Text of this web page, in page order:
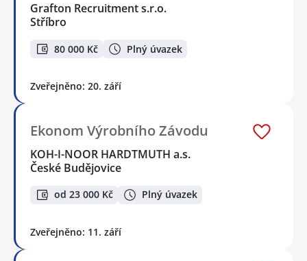
Grafton Recruitment s.r.o.
Stříbro
80 000 Kč Plný úvazek
Zveřejněno: 20. září
Ekonom Výrobního Závodu
KOH-I-NOOR HARDTMUTH a.s.
České Budějovice
od 23 000 Kč Plný úvazek
Zveřejněno: 11. září